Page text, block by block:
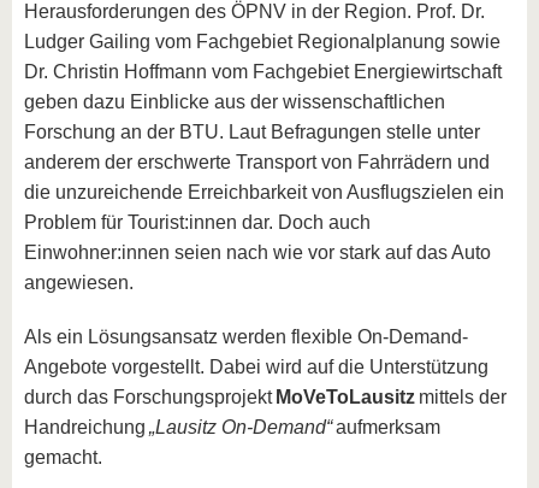
Herausforderungen des ÖPNV in der Region. Prof. Dr.
Ludger Gailing vom Fachgebiet Regionalplanung sowie
Dr. Christin Hoffmann vom Fachgebiet Energiewirtschaft
geben dazu Einblicke aus der wissenschaftlichen
Forschung an der BTU. Laut Befragungen stelle unter
anderem der erschwerte Transport von Fahrrädern und
die unzureichende Erreichbarkeit von Ausflugszielen ein
Problem für Tourist:innen dar. Doch auch
Einwohner:innen seien nach wie vor stark auf das Auto
angewiesen.
Als ein Lösungsansatz werden flexible On-Demand-
Angebote vorgestellt. Dabei wird auf die Unterstützung
durch das Forschungsprojekt MoVeToLausitz mittels der
Handreichung „Lausitz On-Demand“aufmerksam
gemacht.